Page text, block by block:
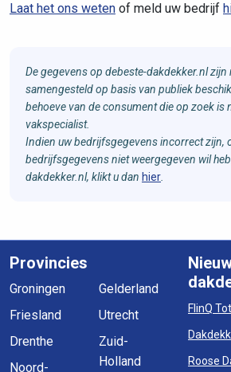
Laat het ons weten of meld uw bedrijf
De gegevens op debeste-dakdekker.nl zijn
samengesteld op basis van publiek
behoeve van de consument die op zoek is
vakspecialist.
Indien uw bedrijfsgegevens incorrect zijn,
bedrijfsgegevens niet weergegeven wil
dakdekker.nl, klikt u dan hier
Provincies
Groningen
Friesland
Drenthe
Noord-
Gelderland
Utrecht
Zuid-
Holland
FlinQ
Roose